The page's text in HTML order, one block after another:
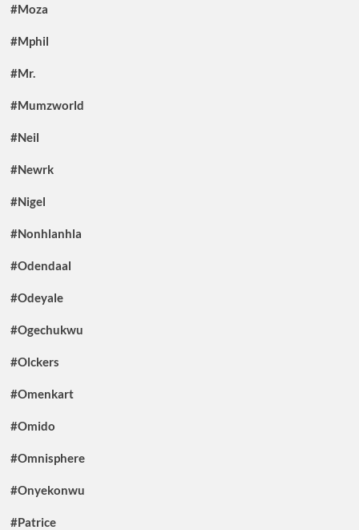
#Moza
#Mphil
#Mr.
#Mumzworld
#Neil
#Newrk
#Nigel
#Nonhlanhla
#Odendaal
#Odeyale
#Ogechukwu
#Olckers
#Omenkart
#Omido
#Omnisphere
#Onyekonwu
#Patrice